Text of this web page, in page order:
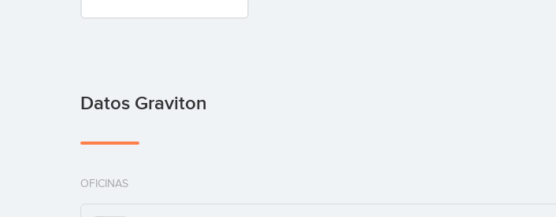
Datos Graviton
OFICINAS